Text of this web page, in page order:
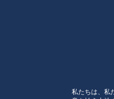
私たちは、私